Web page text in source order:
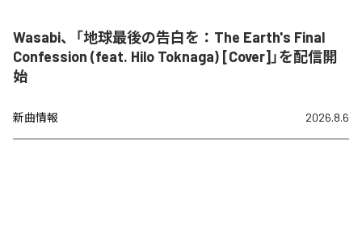
Wasabi、「地球最後の告白を：The Earth's Final
Confession (feat. Hilo Toknaga) [Cover]」を配信開
始
新曲情報 2026.8.6